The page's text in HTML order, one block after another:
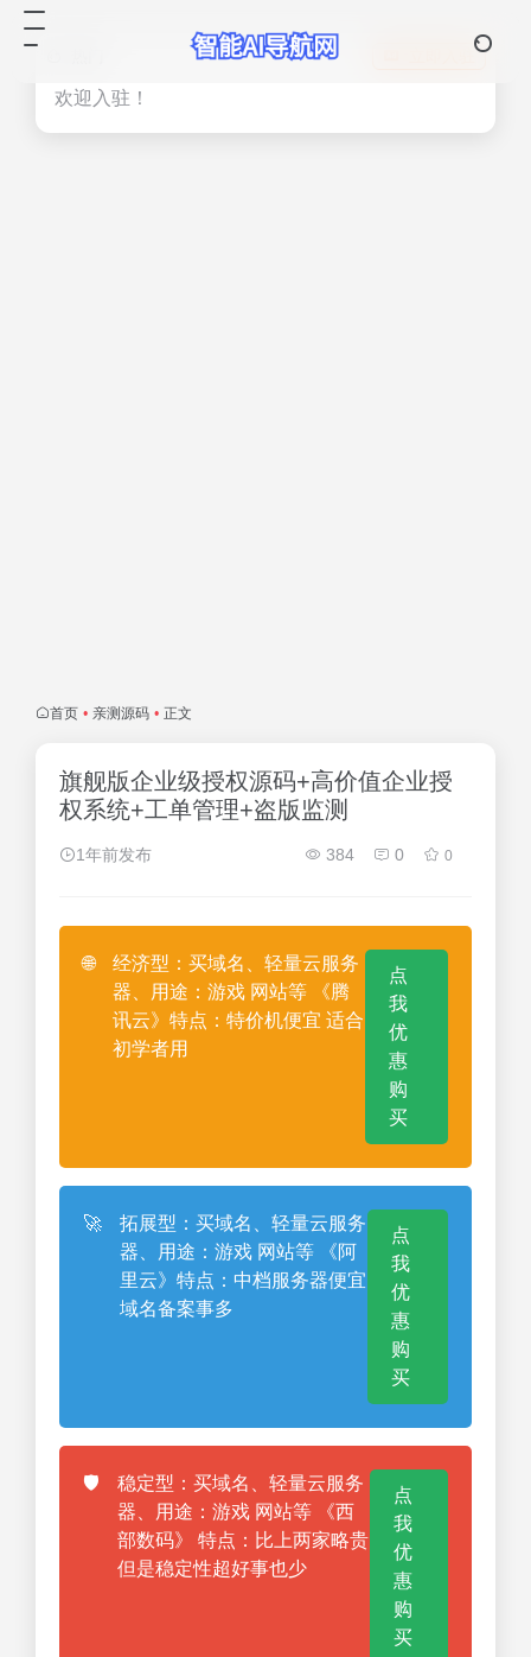
欢迎入驻！
首页 • 亲测源码 • 正文
旗舰版企业级授权源码+高价值企业授
权系统+工单管理+盗版监测
1年前发布 384 0 0
🌐
经济型：买域名、轻量云服务
器、用途：游戏 网站等 《腾
讯云》特点：特价机便宜 适合
初学者用
点
我
优
惠
购
买
🚀
拓展型：买域名、轻量云服务
器、用途：游戏 网站等 《阿
里云》特点：中档服务器便宜
域名备案事多
点
我
优
惠
购
买
🛡️
稳定型：买域名、轻量云服务
器、用途：游戏 网站等 《西
部数码》 特点：比上两家略贵
但是稳定性超好事也少
点
我
优
惠
购
买